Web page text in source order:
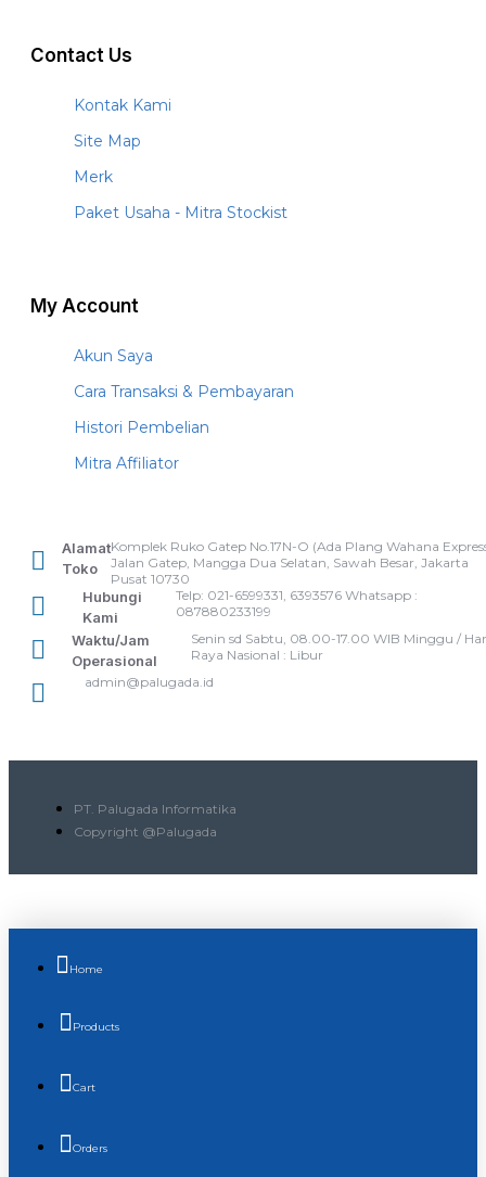
Contact Us
Kontak Kami
Site Map
Merk
Paket Usaha - Mitra Stockist
My Account
Akun Saya
Cara Transaksi & Pembayaran
Histori Pembelian
Mitra Affiliator
Alamat
Toko
Komplek Ruko Gatep No.17N-O (Ada Plang Wahana
Jalan Gatep, Mangga Dua Selatan, Sawah Besar, Jakarta
Pusat 10730
Hubungi
Kami
Telp: 021-6599331, 6393576 Whatsapp :
087880233199
Waktu/Jam
Operasional
Senin sd Sabtu, 08.00-17.00 WIB Minggu /
Raya Nasional : Libur
admin@palugada.id
PT. Palugada Informatika
Copyright @Palugada
Home
Products
Cart
Orders